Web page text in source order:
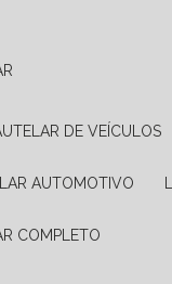
DE VEÍCULOS
AUTOMOTIVO
COMPLETO